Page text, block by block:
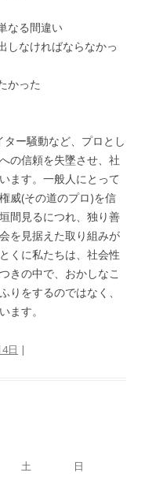
なる間違い
しなければならなかっ
かった
ー騒動など、プロとし
の信頼を失墜させ、社
ます。一般人にとって
威(その道のプロ)を信
間見るにつれ、独り善
を見据えた取り組みが
くに私たちは、社会性
きの中で、おかしなこ
りをするのではなく、
ます。
日 |
土 日